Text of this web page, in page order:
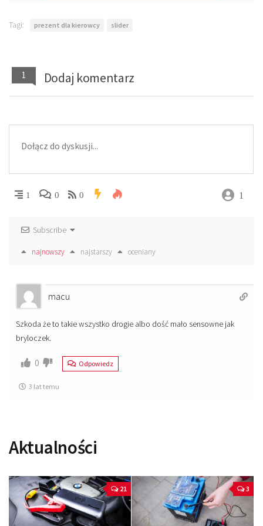
Tagi: prezent dla kierowcy slider
1 Dodaj komentarz
1 0 0 1
Subscribe
najnowszy najstarszy oceniany
macu
Szkoda że to takie wszystko drogie albo dość mało sensowne jak
bryloczek.
0 Odpowiedz
3 lat temu
Aktualności
21 3